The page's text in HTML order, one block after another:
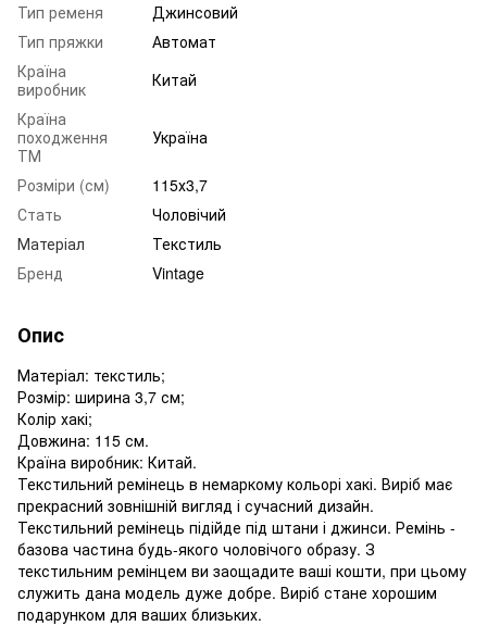
Тип ременя
Джинсовий
Тип пряжки
Автомат
Країна
виробник
Китай
Країна
походження
ТМ
Україна
Розміри (см)
115х3,7
Стать
Чоловічий
Матеріал
Текстиль
Бренд
Vintage
Опис
Матеріал: текстиль;
Розмір: ширина 3,7 см;
Колір хакі;
Довжина: 115 см.
Країна виробник: Китай.
Текстильний ремінець в немаркому кольорі хакі. Виріб має
прекрасний зовнішній вигляд і сучасний дизайн.
Текстильний ремінець підійде під штани і джинси. Ремінь -
базова частина будь-якого чоловічого образу. З
текстильним ремінцем ви заощадите ваші кошти, при цьому
служить дана модель дуже добре. Виріб стане хорошим
подарунком для ваших близьких.